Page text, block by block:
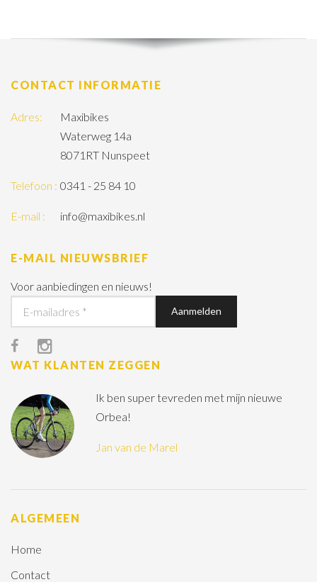
CONTACT INFORMATIE
Adres:
Maxibikes
Waterweg 14a
8071RT Nunspeet
Telefoon : 0341 - 25 84 10
E-mail : info@maxibikes.nl
E-MAIL NIEUWSBRIEF
Voor aanbiedingen en nieuws!
WAT KLANTEN ZEGGEN
Ik ben super tevreden met mijn nieuwe
Orbea!
Jan van de Marel
ALGEMEEN
Home
Contact